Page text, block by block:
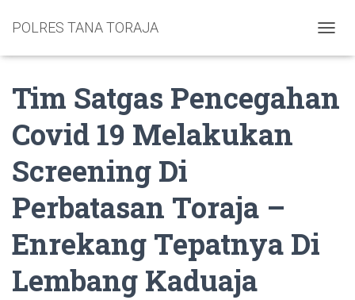
POLRES TANA TORAJA
Tim Satgas Pencegahan
Covid 19 Melakukan
Screening Di
Perbatasan Toraja –
Enrekang Tepatnya Di
Lembang Kaduaja